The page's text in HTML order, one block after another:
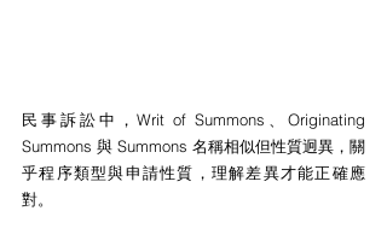
民事訴訟中，Writ of Summons、Originating
Summons 與 Summons 名稱相似但性質迥異，關
乎程序類型與申請性質，理解差異才能正確應
對。